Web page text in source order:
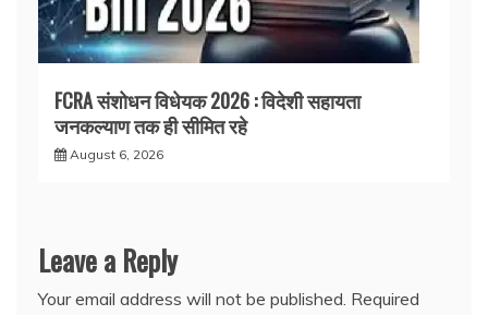
FCRA संशोधन विधेयक 2026 : विदेशी सहायता
जनकल्याण तक ही सीमित रहे
August 6, 2026
Leave a Reply
Your email address will not be published. Required